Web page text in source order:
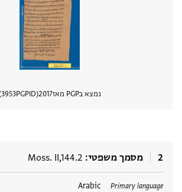
נמצא בPGP מאז 2017
PGPID
3953
2 מסמך משפטי Moss. II,144.2
Primary language
Arabic תגים